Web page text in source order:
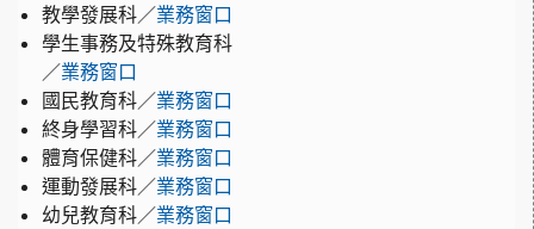
教學發展科／業務窗口
學生事務及特殊教育科
／業務窗口
國民教育科／業務窗口
終身學習科／業務窗口
體育保健科／業務窗口
運動發展科／業務窗口
幼兒教育科／業務窗口